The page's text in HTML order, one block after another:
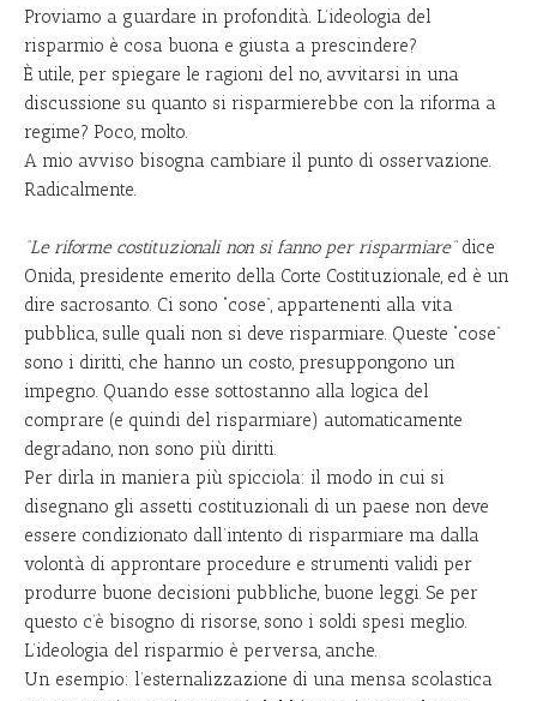
Proviamo a guardare in profondità. L’ideologia del
risparmio è cosa buona e giusta a prescindere?
È utile, per spiegare le ragioni del no, avvitarsi in una
discussione su quanto si risparmierebbe con la riforma a
regime? Poco, molto.
A mio avviso bisogna cambiare il punto di osservazione.
Radicalmente.
“Le riforme costituzionali non si fanno per risparmiare”dice
Onida, presidente emerito della Corte Costituzionale, ed è un
dire sacrosanto. Ci sono “cose”, appartenenti alla vita
pubblica, sulle quali non si deve risparmiare. Queste “cose”
sono i diritti, che hanno un costo, presuppongono un
impegno. Quando esse sottostanno alla logica del
comprare (e quindi del risparmiare) automaticamente
degradano, non sono più diritti.
Per dirla in maniera più spicciola: il modo in cui si
disegnano gli assetti costituzionali di un paese non deve
essere condizionato dall’intento di risparmiare ma dalla
volontà di approntare procedure e strumenti validi per
produrre buone decisioni pubbliche, buone leggi. Se per
questo c’è bisogno di risorse, sono i soldi spesi meglio.
L’ideologia del risparmio è perversa, anche.
Un esempio: l’esternalizzazione di una mensa scolastica